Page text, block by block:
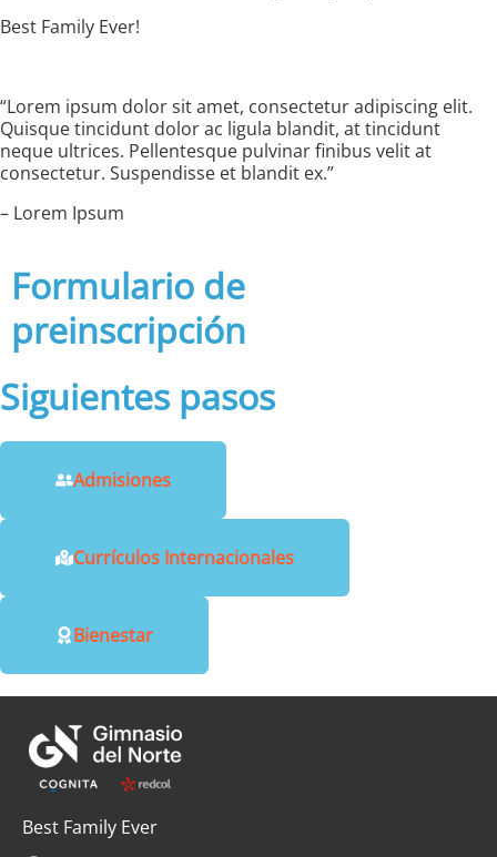
Best Family Ever!
“Lorem ipsum dolor sit amet, consectetur adipiscing elit.
Quisque tincidunt dolor ac ligula blandit, at tincidunt
neque ultrices. Pellentesque pulvinar finibus velit at
consectetur. Suspendisse et blandit ex.”
– Lorem Ipsum
Formulario de
preinscripción
Siguientes pasos
Admisiones
Currículos Internacionales
Bienestar
Best Family Ever